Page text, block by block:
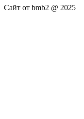
Сайт от bmb2 @ 2025